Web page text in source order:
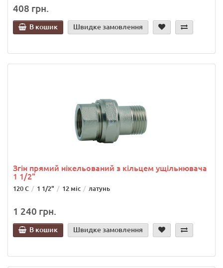
408 грн.
В кошик Швидке замовлення
Згін прямий нікельований з кільцем ущільнювача
1 1/2"
120 C 1 1/2" 12 міс латунь
1 240 грн.
В кошик Швидке замовлення